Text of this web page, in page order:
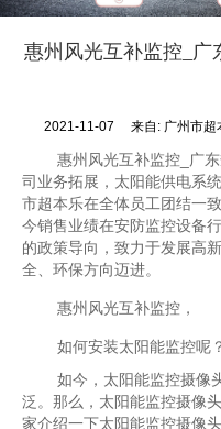
惠州风光互补监控_广
2021-11-07 来自: 广州市超
惠州风光互补监控_广
司业务拓展，太阳能供电系
市超本乐在全体员工团结一
今销售业绩在安防监控设备
的政策导向，致力于发展高
全、环保方向迈进。
惠州风光互补监控，
如何安装太阳能监控呢
如今，太阳能监控摄像
泛。那么，太阳能监控摄像
家介绍一下太阳能监控摄像